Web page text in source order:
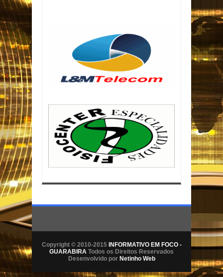
Copyright © 2010-2015 INFORMATIVO EM FOCO -
GUARABIRA Todos os Direitos Reservados
Desenvolvido por Netinho Web